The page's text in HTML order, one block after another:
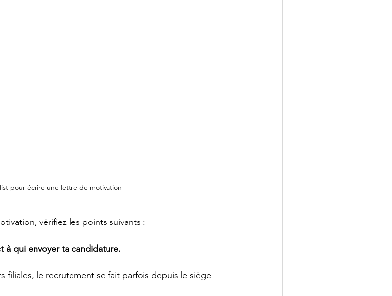
pour écrire une lettre de motivation
vérifiez les points suivants :
qui envoyer ta candidature.
filiales, le recrutement se fait parfois depuis le siège